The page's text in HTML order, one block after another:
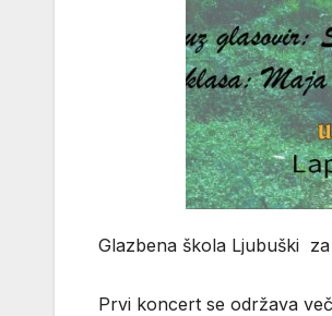
Glazbena škola Ljubuški
Prvi koncert se održava